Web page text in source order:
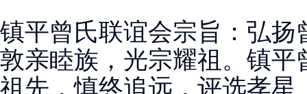
镇平曾氏联谊会宗旨：弘
敦亲睦族，光宗耀祖。镇
祖先，慎终追远，评选孝